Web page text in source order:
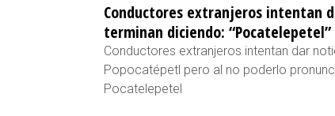
Conductores extranjeros intentan
terminan diciendo: “Pocatelepetel”
Conductores extranjeros intentan dar
Popocatépetl pero al no poderlo
Pocatelepetel